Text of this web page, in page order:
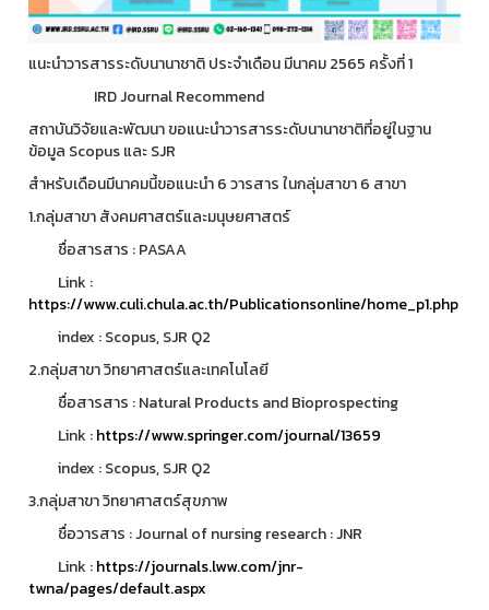
แนะนำวารสารระดับนานาชาติ ประจำเดือน มีนาคม 2565 ครั้งที่ 1
IRD Journal Recommend
สถาบันวิจัยและพัฒนา ขอแนะนำวารสารระดับนานาชาติที่อยู่ในฐาน
ข้อมูล Scopus และ SJR
สำหรับเดือนมีนาคมนี้ขอแนะนำ 6 วารสาร ในกลุ่มสาขา 6 สาขา
1.กลุ่มสาขา สังคมศาสตร์และมนุษยศาสตร์
ชื่อสารสาร : PASAA
Link :
https://www.culi.chula.ac.th/Publicationsonline/home_p1.php
index : Scopus, SJR Q2
2.กลุ่มสาขา วิทยาศาสตร์และเทคโนโลยี
ชื่อสารสาร : Natural Products and Bioprospecting
Link :https://www.springer.com/journal/13659
index : Scopus, SJR Q2
3.กลุ่มสาขา วิทยาศาสตร์สุขภาพ
ชื่อวารสาร : Journal of nursing research : JNR
Link :https://journals.lww.com/jnr-
twna/pages/default.aspx